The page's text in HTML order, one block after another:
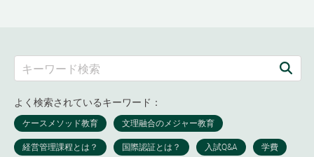
よく検索されているキーワード：